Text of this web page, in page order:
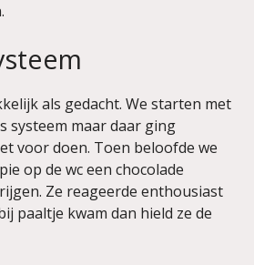
als gedacht. We starten met
systeem maar daar ging
voor doen. Toen beloofde we
op de wc een chocolade
Ze reageerde enthousiast
paaltje kwam dan hield ze de